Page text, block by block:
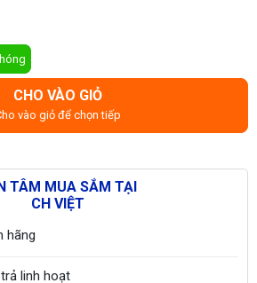
CHO VÀO GIỎ
vào giỏ để chọn tiếp
TÂM MUA SẮM TẠI
CH VIỆT
hãng
linh hoạt